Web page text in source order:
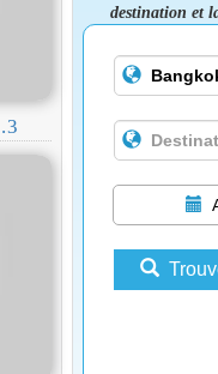
destination et